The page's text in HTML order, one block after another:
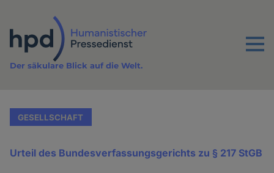
Inhalt
Menu
Der säkulare Blick auf die Welt.
GESELLSCHAFT
Urteil des Bundesverfassungsgerichts zu § 217 StGB